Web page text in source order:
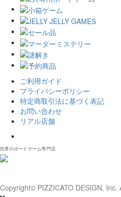
ご利用ガイド
プライバシーポリシー
特定商取引法に基づく表記
お問い合わせ
リアル店舗
世界のボードゲーム専門店
Copyright© PIZZICATO DESIGN, Inc.